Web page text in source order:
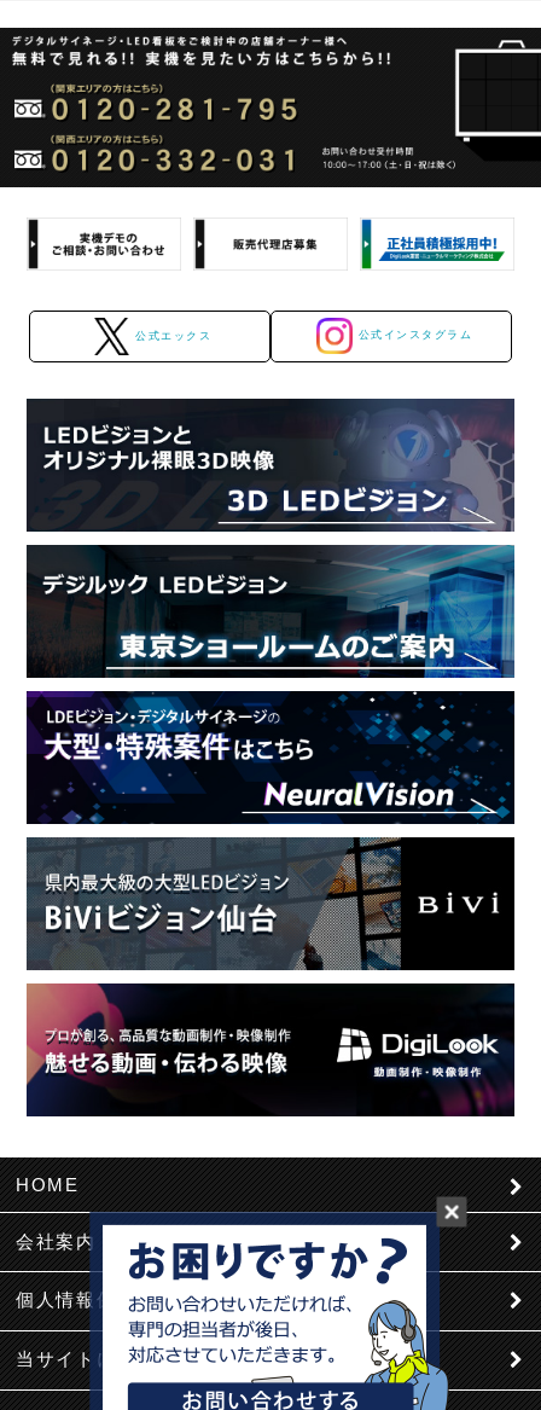
公式エックス 公式インスタグラム
HOME
会社案内
個人情報保護
当サイトについて